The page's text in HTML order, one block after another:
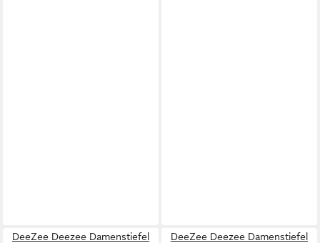
DeeZee Deezee Damenstiefel
DeeZee Deezee Damenstiefel